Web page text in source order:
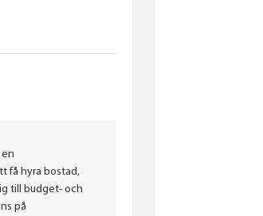
få hyra bostad,
till budget- och
på